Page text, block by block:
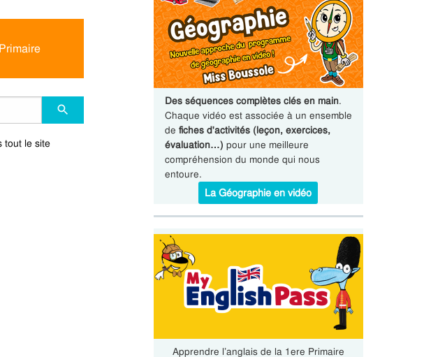
tout le site
Des séquences complètes clés en main.
Chaque vidéo est associée à un ensemble
de fiches d'activités (leçon, exercices,
évaluation…) pour une meilleure
compréhension du monde qui nous
entoure.
La Géographie en vidéo
Apprendre l’anglais de la 1ere Primaire